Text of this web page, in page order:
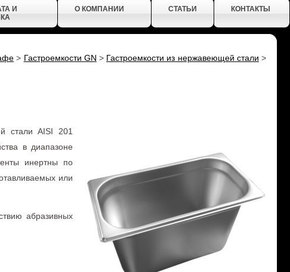
И
О КОМПАНИИ СТАТЬИ КОНТАКТЫ
> Гастроемкости GN > Гастроемкости из нержавеющей стали >
стали AISI 201
в диапазоне
инертны по
или
абразивных